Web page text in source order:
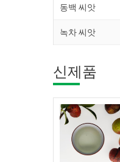
동백 씨앗
녹차 씨앗
신제품